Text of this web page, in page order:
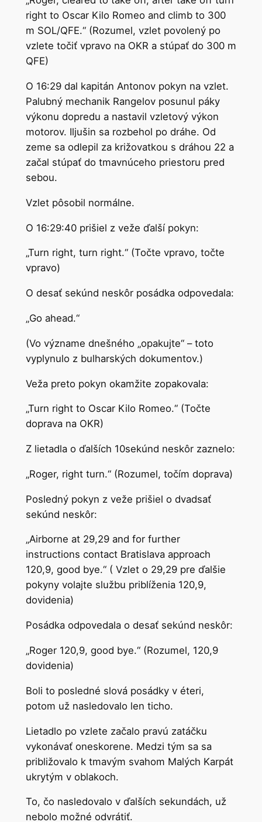
right to Oscar Kilo Romeo and climb to 300
m SOL/QFE.“ (Rozumel, vzlet povolený po
vzlete točiť vpravo na OKR a stúpať do 300 m
QFE)
O 16:29 dal kapitán Antonov pokyn na vzlet.
Palubný mechanik Rangelov posunul páky
výkonu dopredu a nastavil vzletový výkon
motorov. Iljušin sa rozbehol po dráhe. Od
zeme sa odlepil za križovatkou s dráhou 22 a
začal stúpať do tmavnúceho priestoru pred
sebou.
Vzlet pôsobil normálne.
O 16:29:40 prišiel z veže ďalší pokyn:
„Turn right, turn right.“ (Točte vpravo, točte
vpravo)
O desať sekúnd neskôr posádka odpovedala:
„Go ahead.“
(Vo význame dnešného „opakujte“ – toto
vyplynulo z bulharských dokumentov.)
Veža preto pokyn okamžite zopakovala:
„Turn right to Oscar Kilo Romeo.“ (Točte
doprava na OKR)
Z lietadla o ďalších 10sekúnd neskôr zaznelo:
„Roger, right turn.“ (Rozumel, točím doprava)
Posledný pokyn z veže prišiel o dvadsať
sekúnd neskôr:
„Airborne at 29,29 and for further
instructions contact Bratislava approach
120,9, good bye.“ ( Vzlet o 29,29 pre ďalšie
pokyny volajte službu priblíženia 120,9,
dovidenia)
Posádka odpovedala o desať sekúnd neskôr:
„Roger 120,9, good bye.“ (Rozumel, 120,9
dovidenia)
Boli to posledné slová posádky v éteri,
potom už nasledovalo len ticho.
Lietadlo po vzlete začalo pravú zatáčku
vykonávať oneskorene. Medzi tým sa sa
približovalo k tmavým svahom Malých Karpát
ukrytým v oblakoch.
To, čo nasledovalo v ďalších sekundách, už
nebolo možné odvrátiť.